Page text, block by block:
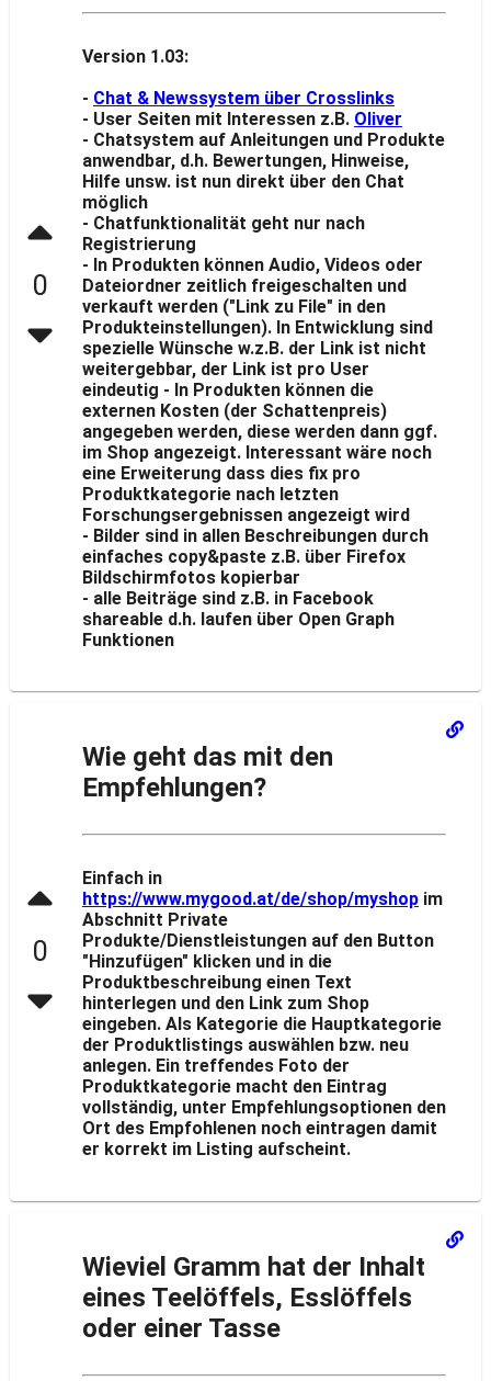
0
Version 1.03:
- Chat & Newssystem über Crosslinks
- User Seiten mit Interessen z.B. Oliver
- Chatsystem auf Anleitungen und Produkte
anwendbar, d.h. Bewertungen, Hinweise,
Hilfe unsw. ist nun direkt über den Chat
möglich
- Chatfunktionalität geht nur nach
Registrierung
- In Produkten können Audio, Videos oder
Dateiordner zeitlich freigeschalten und
verkauft werden ("Link zu File" in den
Produkteinstellungen). In Entwicklung sind
spezielle Wünsche w.z.B. der Link ist nicht
weitergebbar, der Link ist pro User
eindeutig - In Produkten können die
externen Kosten (der Schattenpreis)
angegeben werden, diese werden dann ggf.
im Shop angezeigt. Interessant wäre noch
eine Erweiterung dass dies fix pro
Produktkategorie nach letzten
Forschungsergebnissen angezeigt wird
- Bilder sind in allen Beschreibungen durch
einfaches copy&paste z.B. über Firefox
Bildschirmfotos kopierbar
- alle Beiträge sind z.B. in Facebook
shareable d.h. laufen über Open Graph
Funktionen
0
Wie geht das mit den
Empfehlungen?
Einfach in
https://www.mygood.at/de/shop/myshopim
Abschnitt Private
Produkte/Dienstleistungen auf den Button
"Hinzufügen" klicken und in die
Produktbeschreibung einen Text
hinterlegen und den Link zum Shop
eingeben. Als Kategorie die Hauptkategorie
der Produktlistings auswählen bzw. neu
anlegen. Ein treffendes Foto der
Produktkategorie macht den Eintrag
vollständig, unter Empfehlungsoptionen den
Ort des Empfohlenen noch eintragen damit
er korrekt im Listing aufscheint.
Wieviel Gramm hat der Inhalt
eines Teelöffels, Esslöffels
oder einer Tasse